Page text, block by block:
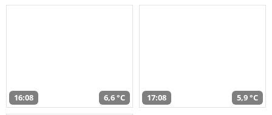
16:08 6,6 °C 17:08 5,9 °C